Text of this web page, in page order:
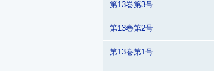
第13巻第3号
第13巻第2号
第13巻第1号